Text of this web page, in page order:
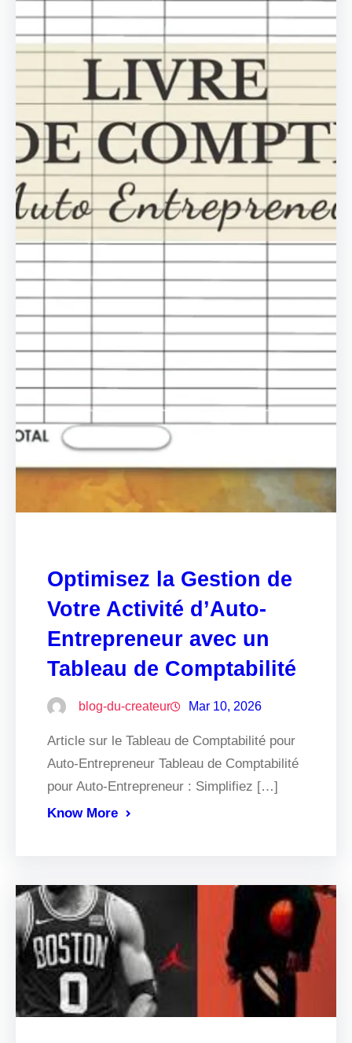
Optimisez la Gestion de
Votre Activité d’Auto-
Entrepreneur avec un
Tableau de Comptabilité
blog-du-createur Mar 10, 2026
Article sur le Tableau de Comptabilité pour
Auto-Entrepreneur Tableau de Comptabilité
pour Auto-Entrepreneur : Simplifiez […]
Know More